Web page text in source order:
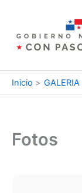
contenido
Inicio GALERIA
Fotos